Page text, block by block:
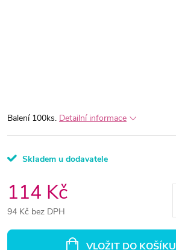
Balení 100ks. Detailní informace
Skladem u dodavatele
114 Kč
94 Kč bez DPH
VLOŽIT DO KOŠÍKU